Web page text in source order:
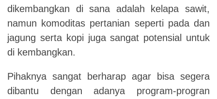
dikembangkan di sana adalah kelapa sawit,
namun komoditas pertanian seperti pada dan
jagung serta kopi juga sangat potensial untuk
di kembangkan.
Pihaknya sangat berharap agar bisa segera
dibantu dengan adanya program-progran